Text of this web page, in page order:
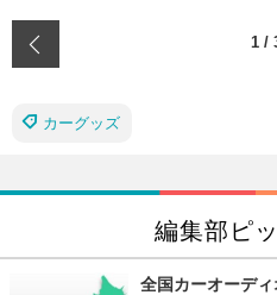
1 /
カーグッズ
編集部ピ
全国カーオーデ